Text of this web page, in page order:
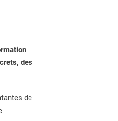
des
de